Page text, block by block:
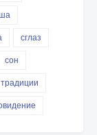
сглаз
сон
традиции